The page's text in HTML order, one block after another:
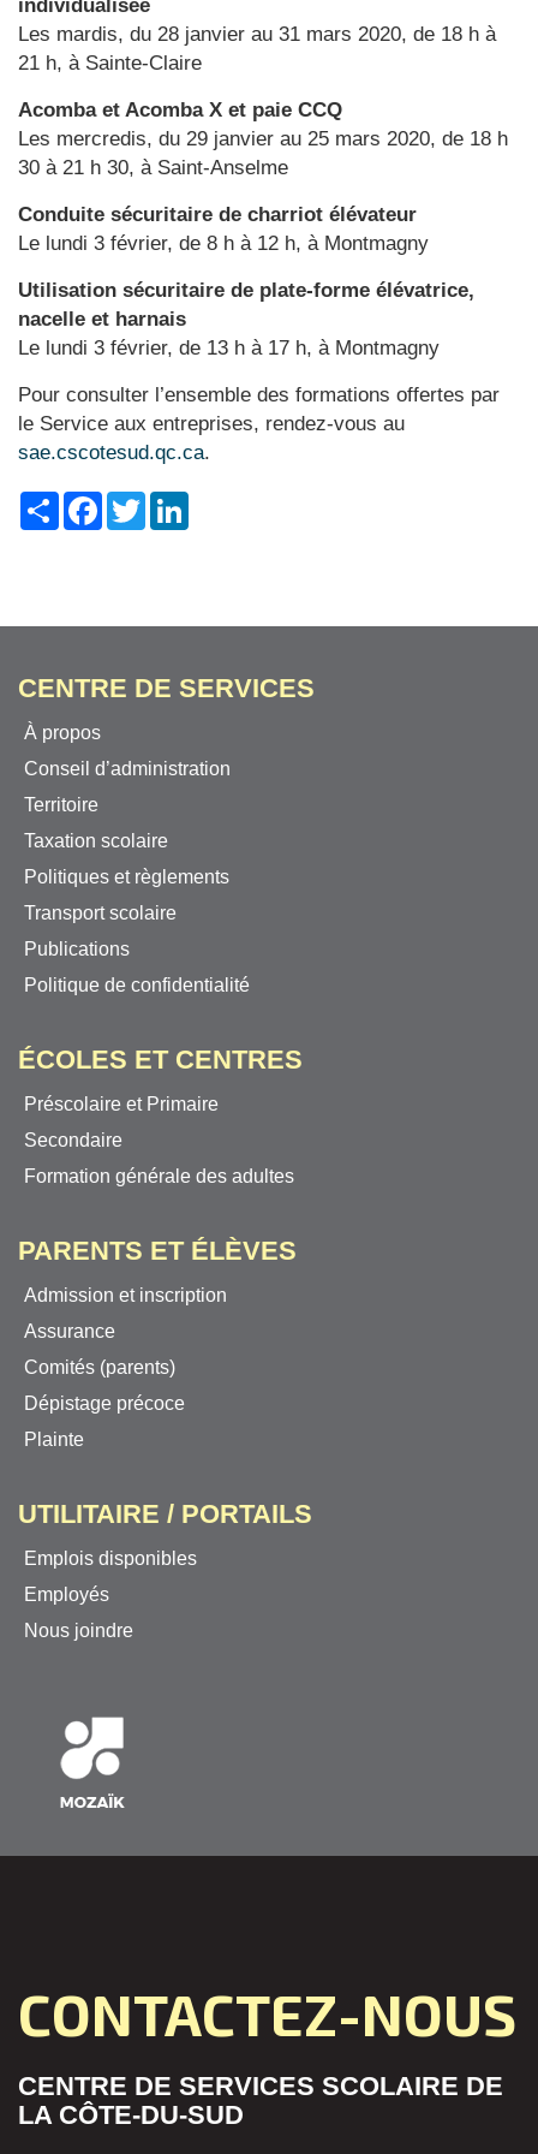
individualisée
Les mardis, du 28 janvier au 31 mars 2020, de 18 h à
21 h, à Sainte-Claire
Acomba et Acomba X et paie CCQ
Les mercredis, du 29 janvier au 25 mars 2020, de 18 h
30 à 21 h 30, à Saint-Anselme
Conduite sécuritaire de charriot élévateur
Le lundi 3 février, de 8 h à 12 h, à Montmagny
Utilisation sécuritaire de plate-forme élévatrice,
nacelle et harnais
Le lundi 3 février, de 13 h à 17 h, à Montmagny
Pour consulter l’ensemble des formations offertes par
le Service aux entreprises, rendez-vous au
sae.cscotesud.qc.ca.
ShareFacebook
Twitter
CENTRE DE SERVICES
À propos
Conseil d’administration
Territoire
Taxation scolaire
Politiques et règlements
Transport scolaire
Publications
Politique de confidentialité
ÉCOLES ET CENTRES
Préscolaire et Primaire
Secondaire
Formation générale des adultes
PARENTS ET ÉLÈVES
Admission et inscription
Assurance
Comités (parents)
Dépistage précoce
Plainte
UTILITAIRE / PORTAILS
Emplois disponibles
Employés
Nous joindre
CONTACTEZ-NOUS
CENTRE DE SERVICES SCOLAIRE DE
LA CÔTE-DU-SUD